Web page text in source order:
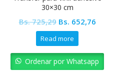
30×30 cm
Bs.725,29 Original
price
was:
Bs. 725,29.
Bs. 652,76
Bs.
Read more
Ordenar por Whatsapp